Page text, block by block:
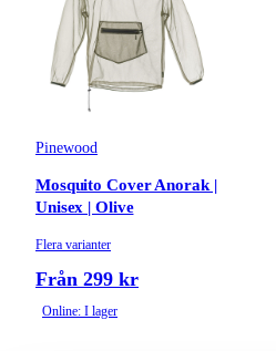
Pinewood
Mosquito Cover Anorak |
Unisex | Olive
Flera varianter
Från 299 kr
Online: I lager